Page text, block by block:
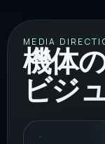
MEDIA
機体
ビジ